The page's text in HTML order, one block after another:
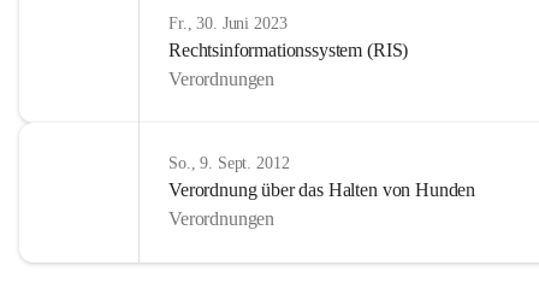
Fr., 30. Juni 2023
Rechtsinformationssystem (RIS)
Verordnungen
So., 9. Sept. 2012
Verordnung über das Halten von Hunden
Verordnungen